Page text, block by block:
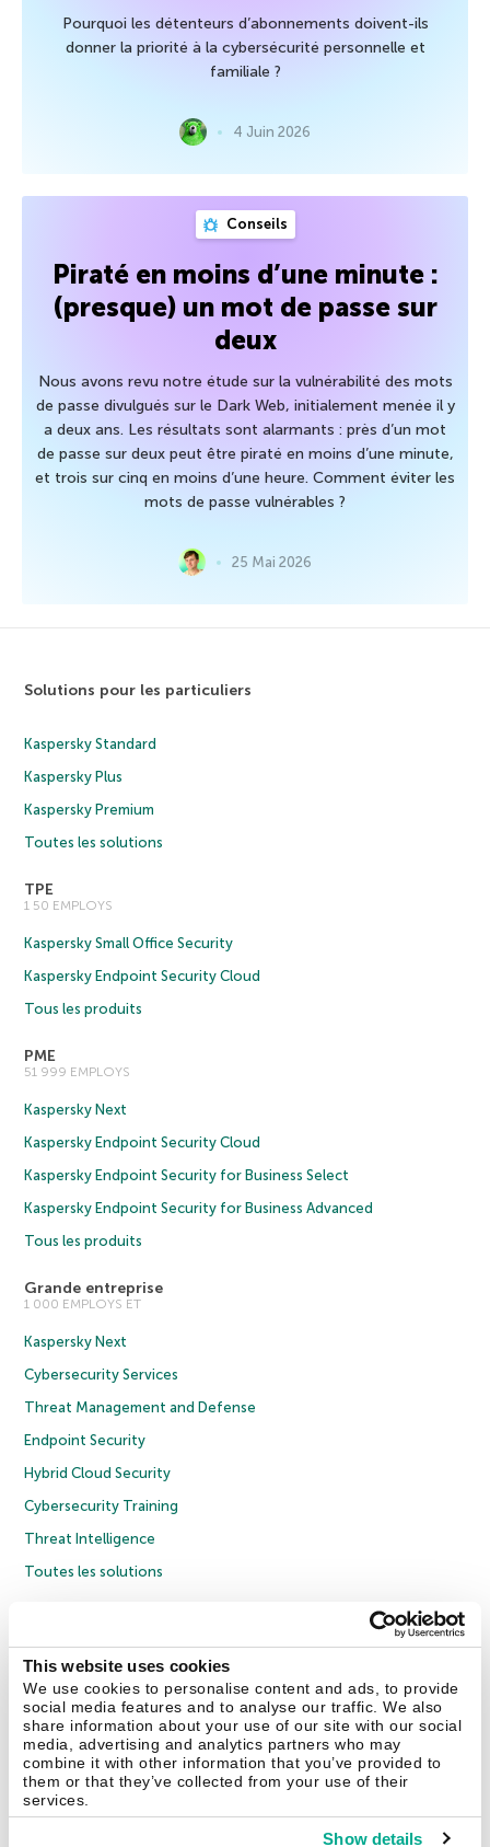
This website uses cookies
We use cookies to personalise content and ads, to provide
social media features and to analyse our traffic. We also
share information about your use of our site with our social
media, advertising and analytics partners who may
combine it with other information that you’ve provided to
them or that they’ve collected from your use of their
services.
Show details
Pourquoi les détenteurs d’abonnements doivent-ils
donner la priorité à la cybersécurité personnelle et
familiale ?
4 Juin 2026
Conseils
Piraté en moins d’une minute :
(presque) un mot de passe sur
deux
Nous avons revu notre étude sur la vulnérabilité des mots
de passe divulgués sur le Dark Web, initialement menée il y
a deux ans. Les résultats sont alarmants : près d’un mot
de passe sur deux peut être piraté en moins d’une minute,
et trois sur cinq en moins d’une heure. Comment éviter les
mots de passe vulnérables ?
25 Mai 2026
Solutions pour les particuliers
Kaspersky Standard
Kaspersky Plus
Kaspersky Premium
Toutes les solutions
TPE
1 50 EMPLOYS
Kaspersky Small Office Security
Kaspersky Endpoint Security Cloud
Tous les produits
PME
51 999 EMPLOYS
Kaspersky Next
Kaspersky Endpoint Security Cloud
Kaspersky Endpoint Security for Business Select
Kaspersky Endpoint Security for Business Advanced
Tous les produits
Grande entreprise
1 000 EMPLOYS ET
Kaspersky Next
Cybersecurity Services
Threat Management and Defense
Endpoint Security
Hybrid Cloud Security
Cybersecurity Training
Threat Intelligence
Toutes les solutions
Politique de confidentialité
Politique anticorruption
Contrat de licence grand public
Contrat de licence entreprises
Cookies
Nous contacter À propos Partenaires Blog Communiqués de presse
Securelist Eugene Personal Blog Encyclopédie de Kaspersky